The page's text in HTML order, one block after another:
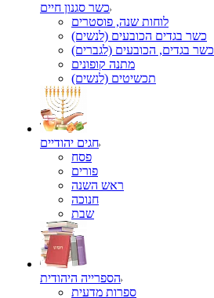
כשר סגנון חיים
לוחות שנה, פוסטרים
כשר בגדים הכובעים (לנשים)
כשר בגדים, הכובעים (לגברים)
מתנה קופונים
תכשיטים (לנשים)
חגים יהודיים
פסח
פורים
ראש השנה
חנוכה
שבת
הספרייה היהודית
ספרות מדעית